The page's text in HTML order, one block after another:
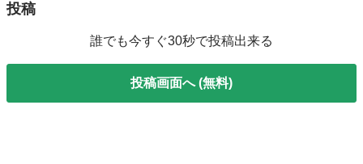
投稿
誰でも今すぐ30秒で投稿出来る
投稿画面へ (無料)